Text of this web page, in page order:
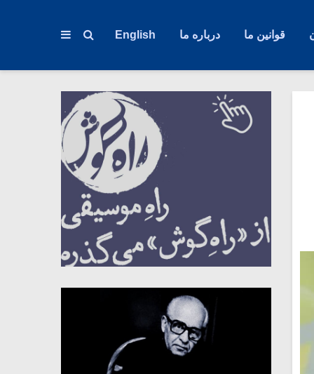
قوانین ما درباره ما English